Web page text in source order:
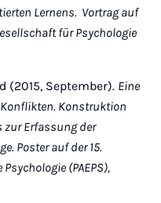
Lernens. Vortrag auf
für Psychologie
(2015, September). Eine
Konstruktion
zur Erfassung der
Poster auf der 15.
(PAEPS),